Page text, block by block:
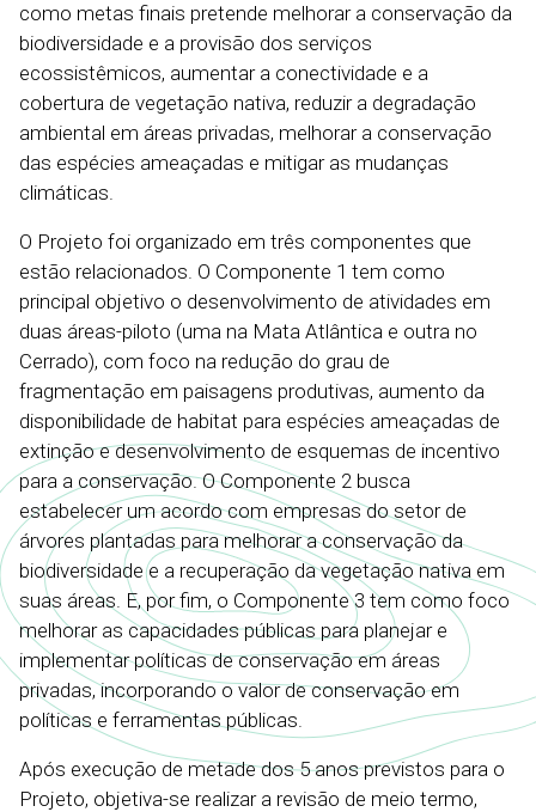
como metas finais pretende melhorar a conservação da
biodiversidade e a provisão dos serviços
ecossistêmicos, aumentar a conectividade e a
cobertura de vegetação nativa, reduzir a degradação
ambiental em áreas privadas, melhorar a conservação
das espécies ameaçadas e mitigar as mudanças
climáticas.
O Projeto foi organizado em três componentes que
estão relacionados. O Componente 1 tem como
principal objetivo o desenvolvimento de atividades em
duas áreas-piloto (uma na Mata Atlântica e outra no
Cerrado), com foco na redução do grau de
fragmentação em paisagens produtivas, aumento da
disponibilidade de habitat para espécies ameaçadas de
extinção e desenvolvimento de esquemas de incentivo
para a conservação. O Componente 2 busca
estabelecer um acordo com empresas do setor de
árvores plantadas para melhorar a conservação da
biodiversidade e a recuperação da vegetação nativa em
suas áreas. E, por fim, o Componente 3 tem como foco
melhorar as capacidades públicas para planejar e
implementar políticas de conservação em áreas
privadas, incorporando o valor de conservação em
políticas e ferramentas públicas.
Após execução de metade dos 5 anos previstos para o
Projeto, objetiva-se realizar a revisão de meio termo,